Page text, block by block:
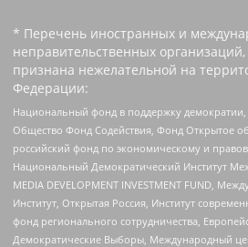
* Перечень иностранных и
неправительственных
признана нежелательной на
Федерации:
Национальный фонд в поддержку демократии,
Общество Фонд Содействия, Фонд Открытое
российский фонд по экономическому и
Национальный Демократический Институт
MEDIA DEVELOPMENT INVESTMENT FUND,
Институт, Открытая Россия, Институт
фонд регионального сотрудничества,
Демократические Выборы, Международный